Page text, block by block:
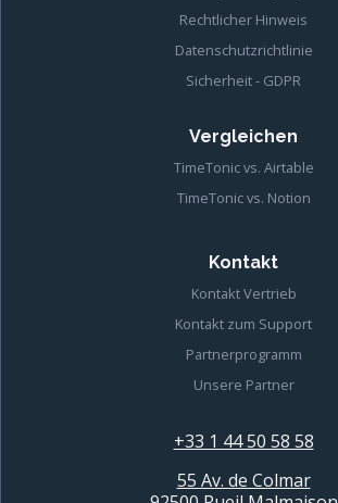
Rechtlicher Hinweis
Datenschutzrichtlinie
Sicherheit - GDPR
Vergleichen
TimeTonic vs. Airtable
TimeTonic vs. Notion
Kontakt
Kontakt Vertrieb
Kontakt zum Support
Partnerprogramm
Unsere Partner
+33 1 44 50 58 58
55 Av. de Colmar